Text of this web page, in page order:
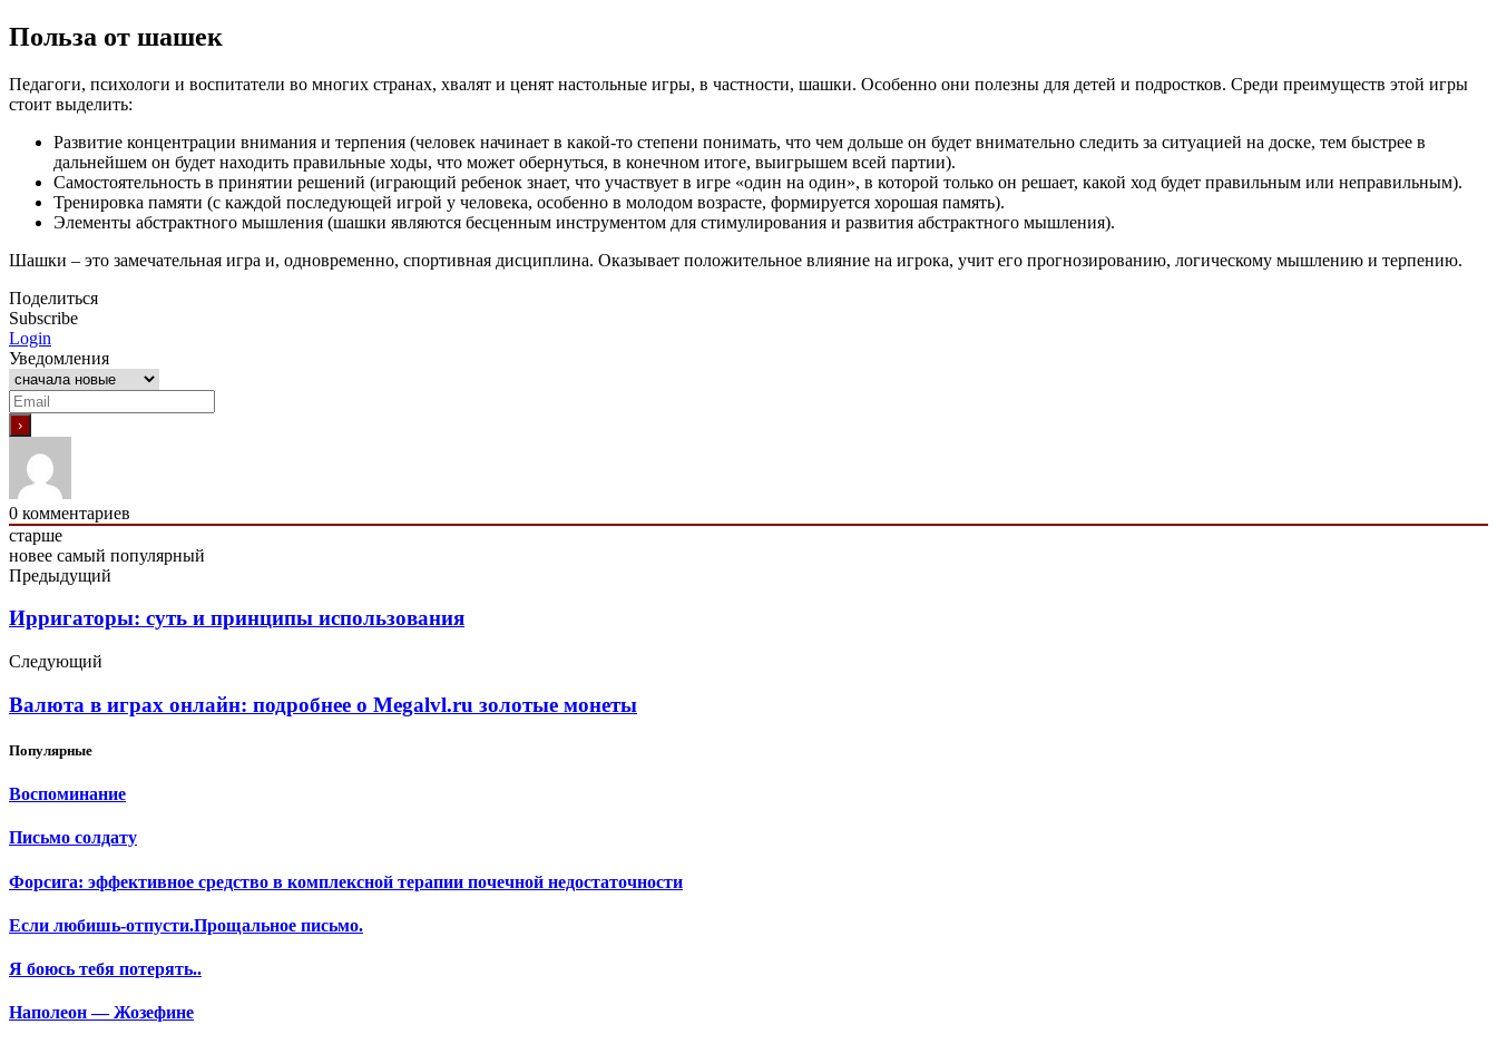
Польза от шашек
Педагоги, психологи и воспитатели во многих странах, хвалят и ценят настольные игры, в частности, шашки. Особенно они полезны для детей и подростков. Среди преимуществ этой игры
стоит выделить:
Развитие концентрации внимания и терпения (человек начинает в какой-то степени понимать, что чем дольше он будет внимательно следить за ситуацией на доске, тем быстрее в
дальнейшем он будет находить правильные ходы, что может обернуться, в конечном итоге, выигрышем всей партии).
Самостоятельность в принятии решений (играющий ребенок знает, что участвует в игре «один на один», в которой только он решает, какой ход будет правильным или неправильным).
Тренировка памяти (с каждой последующей игрой у человека, особенно в молодом возрасте, формируется хорошая память).
Элементы абстрактного мышления (шашки являются бесценным инструментом для стимулирования и развития абстрактного мышления).
Шашки – это замечательная игра и, одновременно, спортивная дисциплина. Оказывает положительное влияние на игрока, учит его прогнозированию, логическому мышлению и терпению.
Поделиться
Subscribe
Login
Уведомления
0 комментариев
старше
новее самый популярный
Предыдущий
Ирригаторы: суть и принципы использования
Следующий
Валюта в играх онлайн: подробнее о Megalvl.ru золотые монеты
Популярные
Воспоминание
Письмо солдату
Форсига: эффективное средство в комплексной терапии почечной недостаточности
Если любишь-отпусти.Прощальное письмо.
Я боюсь тебя потерять..
Наполеон — Жозефине